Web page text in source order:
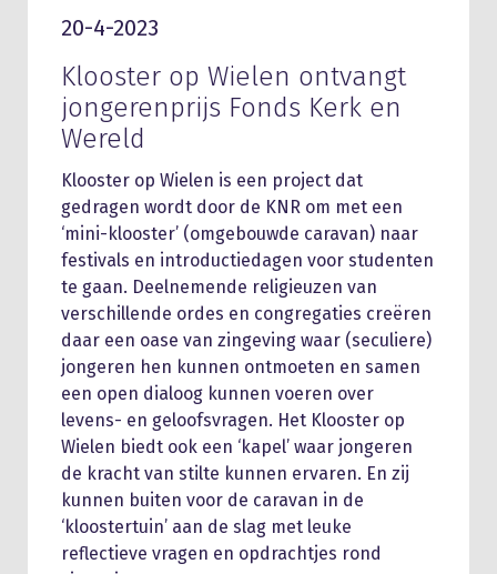
20-4-2023
Klooster op Wielen ontvangt
jongerenprijs Fonds Kerk en
Wereld
Klooster op Wielen is een project dat
gedragen wordt door de KNR om met een
‘mini-klooster’ (omgebouwde caravan) naar
festivals en introductiedagen voor studenten
te gaan. Deelnemende religieuzen van
verschillende ordes en congregaties creëren
daar een oase van zingeving waar (seculiere)
jongeren hen kunnen ontmoeten en samen
een open dialoog kunnen voeren over
levens- en geloofsvragen. Het Klooster op
Wielen biedt ook een ‘kapel’ waar jongeren
de kracht van stilte kunnen ervaren. En zij
kunnen buiten voor de caravan in de
‘kloostertuin’ aan de slag met leuke
reflectieve vragen en opdrachtjes rond